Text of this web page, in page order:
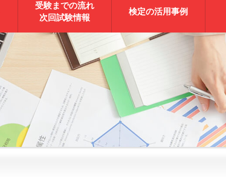
受験までの流れ
次回試験情報
検定の活用事例